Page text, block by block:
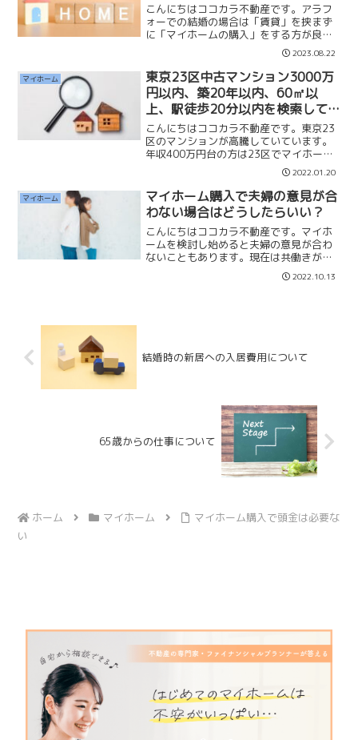
こんにちはココカラ不動産です。アラフ
ォーでの結婚の場合は「賃貸」を挟まず
に「マイホームの購入」をする方が良い
と考えています。それは「お金」と「時
間」がもったいないと思ってしまうから
です。【お金】賃貸の初期費用は約5〜6
ヶ月分掛かります。その...
2023.08.22
マイホーム
東京23区中古マンション3000万
円以内、築20年以内、60㎡以
上、駅徒歩20分以内を検索して
みた
こんにちはココカラ不動産です。東京23
区のマンションが高騰していています。
年収400万円台の方は23区でマイホーム
購入の検討がしづらくなってきていま
す。そこで本当に400万円台の年収の方
は23区で購入できないのか検索してみま
した。『東京23...
2022.01.20
マイホーム
マイホーム購入で夫婦の意見が合
わない場合はどうしたらいい？
こんにちはココカラ不動産です。マイホ
ームを検討し始めると夫婦の意見が合わ
ないこともあります。現在は共働きが当
たり前になっている中、さらに「通勤共
働き夫婦」や「リモート共働き夫婦」に
2022.10.13
結婚時の新居への入居費用について
65歳からの仕事について
ホーム マイホーム
マイホーム購入で頭金は必要な
い